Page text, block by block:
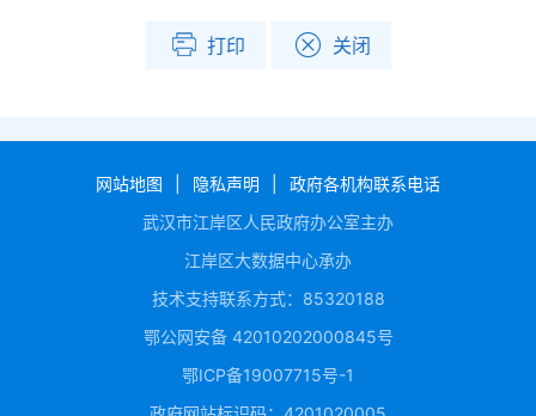
打印 关闭
网站地图 隐私声明
政府各机构联系电话
武汉市江岸区人民政府办公室主办
江岸区大数据中心承办
技术支持联系方式：85320188
鄂公网安备 42010202000845号
鄂ICP备19007715号-1